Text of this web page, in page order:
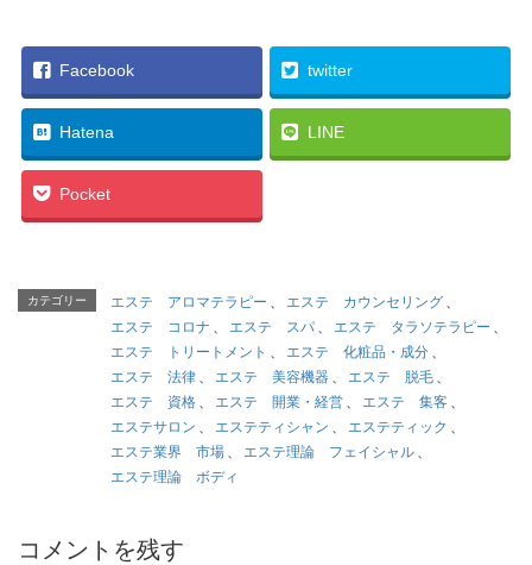
Facebook twitter
Hatena LINE
Pocket
カテゴリー エステ アロマテラピー 、 エステ カウンセリング 、
エステ コロナ 、 エステ スパ 、 エステ タラソテラピー 、
エステ トリートメント 、 エステ 化粧品・成分 、
エステ 法律 、 エステ 美容機器 、 エステ 脱毛 、
エステ 資格 、 エステ 開業・経営 、 エステ 集客 、
エステサロン 、 エステティシャン 、 エステティック 、
エステ業界 市場 、 エステ理論 フェイシャル 、
エステ理論 ボディ
コメントを残す